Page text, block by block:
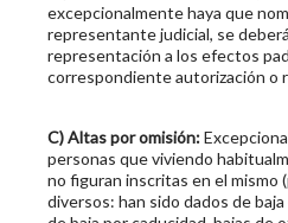
excepcionalmente haya que
representante judicial, se
representación a los efectos
correspondiente autorización o
C) Altas por omisión:
personas que viviendo
no figuran inscritas en el mismo
diversos: han sido dados de